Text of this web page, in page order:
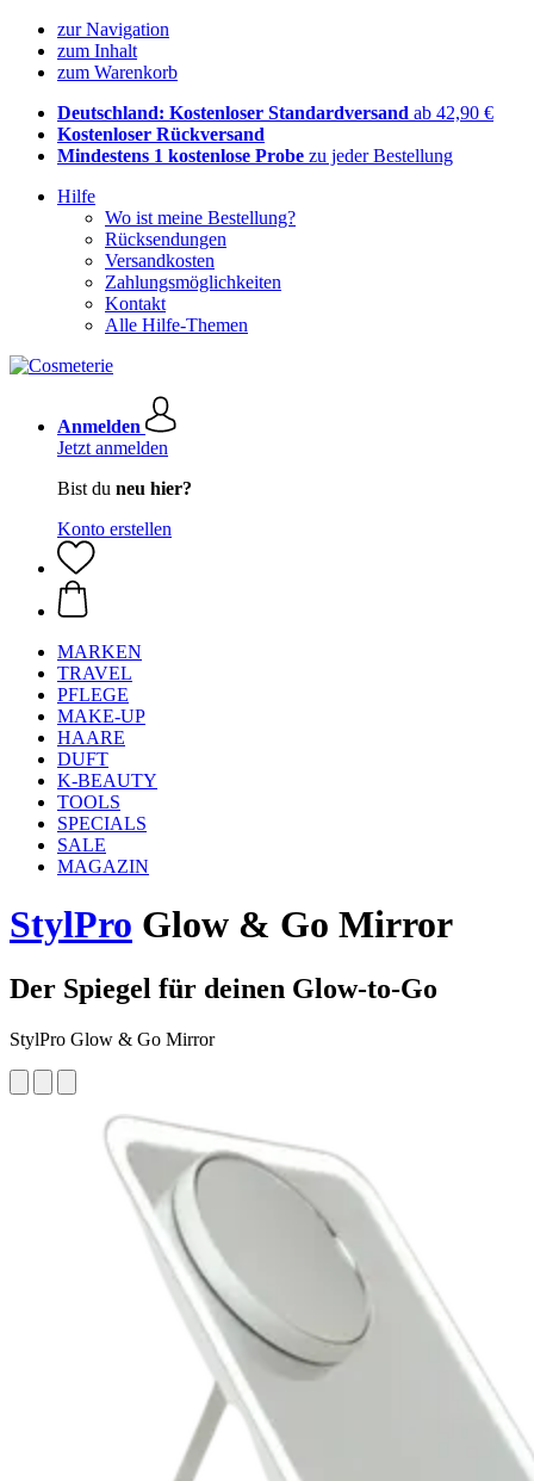
zur Navigation
zum Inhalt
zum Warenkorb
Deutschland: Kostenloser Standardversand ab 42,90 €
Kostenloser Rückversand
Mindestens 1 kostenlose Probe zu jeder Bestellung
Hilfe
Wo ist meine Bestellung?
Rücksendungen
Versandkosten
Zahlungsmöglichkeiten
Kontakt
Alle Hilfe-Themen
Anmelden
Jetzt anmelden
Bist du neu hier?
Konto erstellen
MARKEN
TRAVEL
PFLEGE
MAKE-UP
HAARE
DUFT
K-BEAUTY
TOOLS
SPECIALS
SALE
MAGAZIN
StylPro Glow & Go Mirror
Der Spiegel für deinen Glow-to-Go
StylPro Glow & Go Mirror